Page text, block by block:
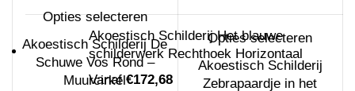
Opties selecteren
Akoestisch Schilderij De
Schuwe Vos Rond –
Muurcirkel
Opties selecteren
Akoestisch Schilderij
Zebrapaardje in het
Akoestisch Schilderij Het blauwe
schilderwerk Rechthoek Horizontaal
Vanaf€172,68